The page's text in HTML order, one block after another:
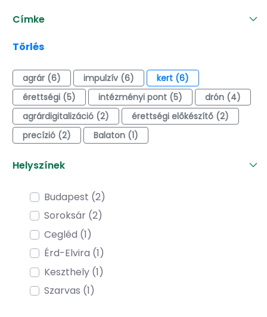
Címke
Törlés
agrár (6) impulzív (6)
kert (6)
érettségi (5)
intézményi pont (5)
drón (4)
agrárdigitalizáció (2)
érettségi előkészítő (2)
precízió (2)
Balaton (1)
Helyszínek
Budapest (2)
Soroksár (2)
Cegléd (1)
Érd-Elvira (1)
Keszthely (1)
Szarvas (1)